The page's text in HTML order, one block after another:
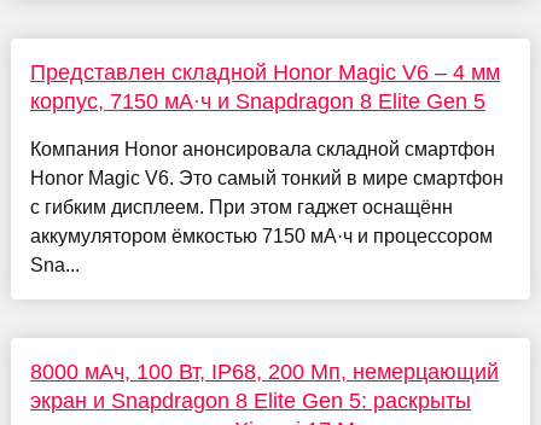
Представлен складной Honor Magic V6 – 4 мм
корпус, 7150 мА·ч и Snapdragon 8 Elite Gen 5
Компания Honor анонсировала складной смартфон
Honor Magic V6. Это самый тонкий в мире смартфон
с гибким дисплеем. При этом гаджет оснащённ
аккумулятором ёмкостью 7150 мА·ч и процессором
Sna...
8000 мАч, 100 Вт, IP68, 200 Мп, немерцающий
экран и Snapdragon 8 Elite Gen 5: раскрыты